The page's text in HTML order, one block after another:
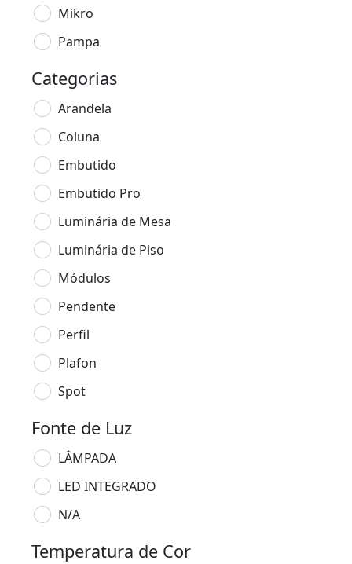
Mikro
Pampa
Categorias
Arandela
Coluna
Embutido
Embutido Pro
Luminária de Mesa
Luminária de Piso
Módulos
Pendente
Perfil
Plafon
Spot
Fonte de Luz
LÂMPADA
LED INTEGRADO
N/A
Temperatura de Cor